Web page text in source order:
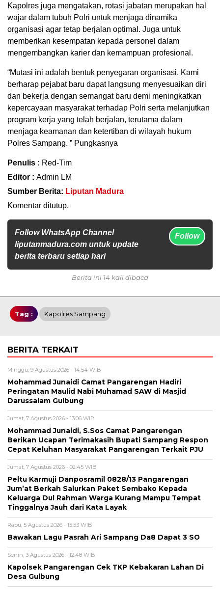
Kapolres juga mengatakan, rotasi jabatan merupakan hal
wajar dalam tubuh Polri untuk menjaga dinamika
organisasi agar tetap berjalan optimal. Juga untuk
memberikan kesempatan kepada personel dalam
mengembangkan karier dan kemampuan profesional.
“Mutasi ini adalah bentuk penyegaran organisasi. Kami
berharap pejabat baru dapat langsung menyesuaikan diri
dan bekerja dengan semangat baru demi meningkatkan
kepercayaan masyarakat terhadap Polri serta melanjutkan
program kerja yang telah berjalan, terutama dalam
menjaga keamanan dan ketertiban di wilayah hukum
Polres Sampang. ” Pungkasnya
Penulis : Red-Tim
Editor : Admin LM
Sumber Berita: Liputan Madura
Komentar ditutup.
Follow WhatsApp Channel
liputanmadura.com untuk update
berita terbaru setiap hari
Follow
Berita ini 14 kali dibaca
Tag : Kapolres Sampang
BERITA TERKAIT
Minggu, 9 Agustus 2026 - 14:54 WIB
Mohammad Junaidi Camat Pangarengan Hadiri
Peringatan Maulid Nabi Muhamad SAW di Masjid
Darussalam Gulbung
Jumat, 7 Agustus 2026 - 13:06 WIB
Mohammad Junaidi, S.Sos Camat Pangarengan
Berikan Ucapan Terimakasih Bupati Sampang Respon
Cepat Keluhan Masyarakat Pangarengan Terkait PJU
Jumat, 7 Agustus 2026 - 02:45 WIB
Peltu Karmuji Danposramil 0828/13 Pangarengan
Jum’at Berkah Salurkan Paket Sembako Kepada
Keluarga Dul Rahman Warga Kurang Mampu Tempat
Tinggalnya Jauh dari Kata Layak
Rabu, 5 Agustus 2026 - 15:53 WIB
Bawakan Lagu Pasrah Ari Sampang Da8 Dapat 3 SO
Senin, 3 Agustus 2026 - 12:48 WIB
Kapolsek Pangarengan Cek TKP Kebakaran Lahan Di
Desa Gulbung